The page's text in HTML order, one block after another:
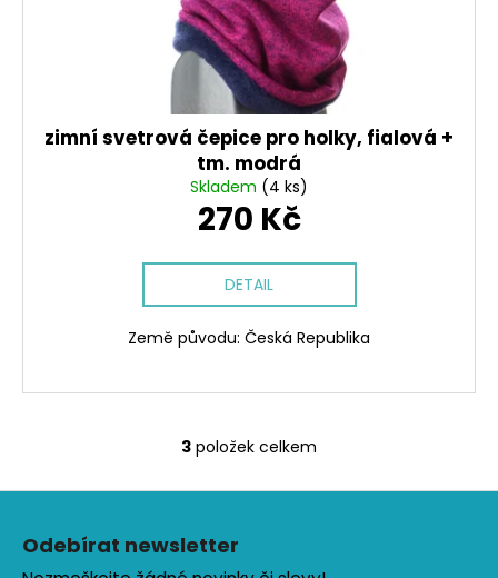
zimní svetrová čepice pro holky, fialová +
tm. modrá
Skladem (4 ks)
270 Kč
DETAIL
Země původu: Česká Republika
O
v
3 položek celkem
Odebírat newsletter